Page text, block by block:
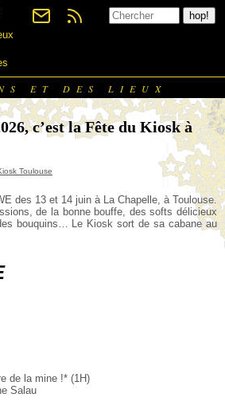
ET DES LIEUX
c’est la Fête du Kiosk à
Toulouse
des 13 et 14 juin à La Chapelle, à Toulouse.
de la bonne bouffe, des softs délicieux
bouquins… Le Kiosk sort de sa cabane au
de la mine !* (1H)
Salau